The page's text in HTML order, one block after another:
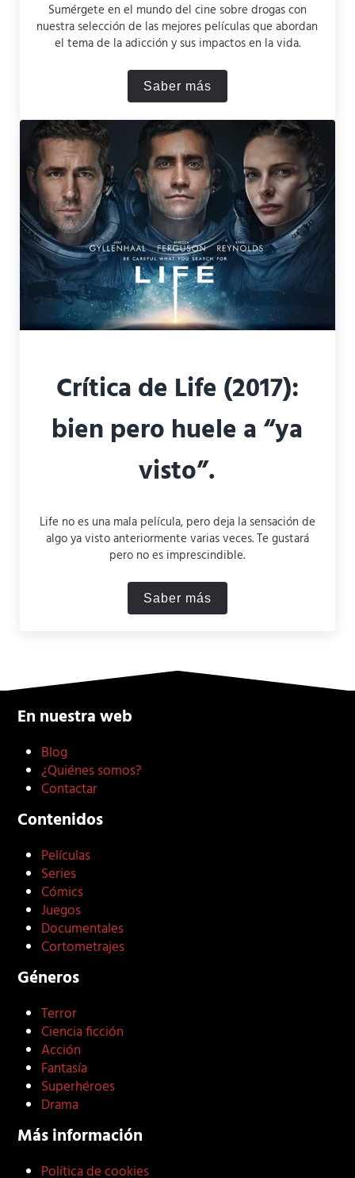
Sumérgete en el mundo del cine sobre drogas con
nuestra selección de las mejores películas que abordan
el tema de la adicción y sus impactos en la vida.
Saber másLas 12 mejores películas
Crítica de Life (2017):
bien pero huele a “ya
visto”.
Life no es una mala película, pero deja la sensación de
algo ya visto anteriormente varias veces. Te gustará
pero no es imprescindible.
Saber másCrítica de Life (2017): bien
En nuestra web
Blog
¿Quiénes somos?
Contactar
Contenidos
Películas
Series
Cómics
Juegos
Documentales
Cortometrajes
Géneros
Terror
Ciencia ficción
Acción
Fantasía
Superhéroes
Drama
Más información
Política de cookies